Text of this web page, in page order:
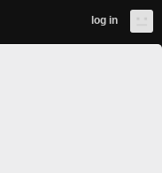
log in